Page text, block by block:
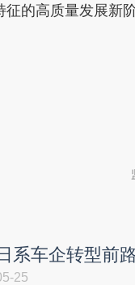
的高质量发展新阶
系车企转型前
25